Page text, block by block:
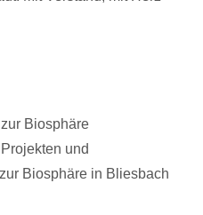
Biosphäre
und
Biosphäre in Bliesbach